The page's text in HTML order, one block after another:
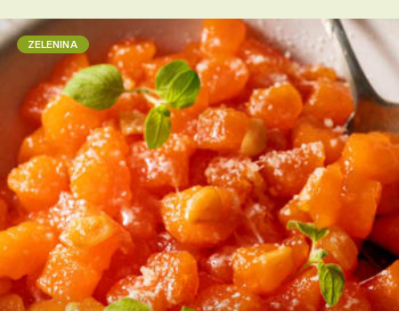
ZELENINA